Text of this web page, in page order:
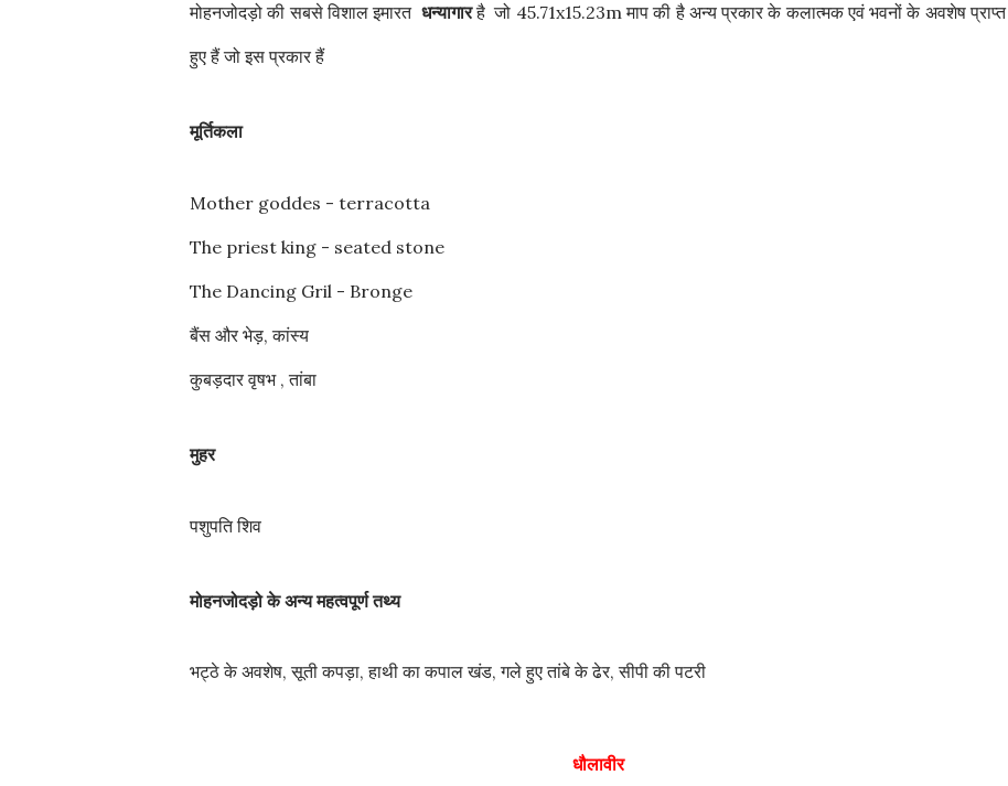
मोहनजोदड़ो की सबसे विशाल इमारत धन्यागारहै जो 45.71x15.23m माप की है अन्य प्रकार के कलात्मक एवं भवनों के अवशेष प्राप्त
हुए हैं जो इस प्रकार हैं
मूर्तिकला
Mother goddes - terracotta
The priest king - seated stone
The Dancing Gril - Bronge
बैंस और भेड़, कांस्य
कुबड़दार वृषभ , तांबा
मुहर
पशुपति शिव
मोहनजोदड़ो के अन्य महत्वपूर्ण तथ्य
भट्ठे के अवशेष, सूती कपड़ा, हाथी का कपाल खंड, गले हुए तांबे के ढेर, सीपी की पटरी
धौलावीर